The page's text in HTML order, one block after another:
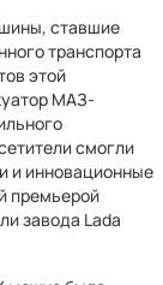
ставшие
транспорта
этой
МАЗ-
смогли
и инновационные
премьерой
завода Lada